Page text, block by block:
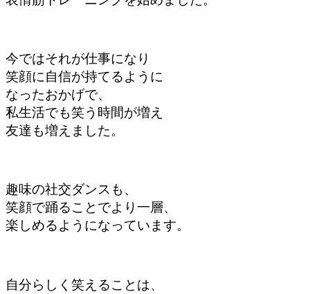
今ではそれが仕事になり
笑顔に自信が持てるように
なったおかげで、
私生活でも笑う時間が増え
友達も増えました。
趣味の社交ダンスも、
笑顔で踊ることでより一層、
楽しめるようになっています。
自分らしく笑えることは、